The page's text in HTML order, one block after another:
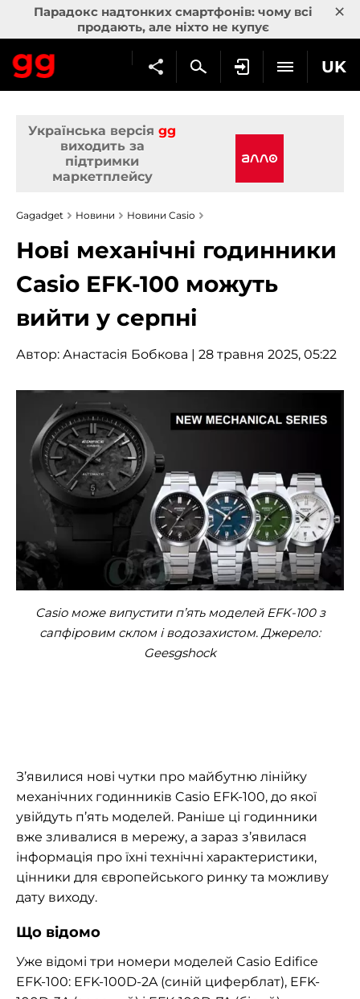
Парадокс надтонких смартфонів: чому всі
продають, але ніхто не купує
×
UK
Українська версія gg
виходить за
підтримки
маркетплейсу
Gagadget Новини Новини Casio
Нові механічні годинники
Casio EFK-100 можуть
вийти у серпні
Автор: Анастасія Бобкова | 28 травня 2025, 05:22
Casio може випустити п’ять моделей EFK-100 з
сапфіровим склом і водозахистом. Джерело:
Geesgshock
З’явилися нові чутки про майбутню лінійку
механічних годинників Casio EFK-100, до якої
увійдуть п’ять моделей. Раніше ці годинники
вже зливалися в мережу, а зараз з’явилася
інформація про їхні технічні характеристики,
цінники для європейського ринку та можливу
дату виходу.
Що відомо
Уже відомі три номери моделей Casio Edifice
EFK-100: EFK-100D-2A (синій циферблат), EFK-